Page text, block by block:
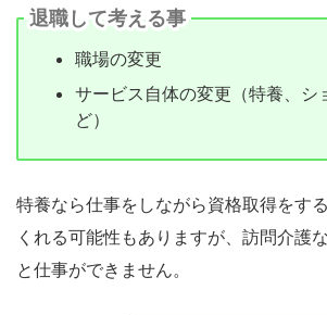
退職して考える事
職場の変更
サービス自体の変更（特養、シ
ど）
特養なら仕事をしながら資格取得をす
くれる可能性もありますが、訪問介護
と仕事ができません。